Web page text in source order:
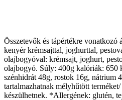
Összetevők és tápértékre vonatkozó
kenyér krémsajttal, joghurttal,
olajbogyóval: krémsajt, joghurt,
olajbogyó. Súly: 400g kalóriák: 650
szénhidrát 48g, rostok 16g, nátrium
tartalmazhatnak mélyhűtött
készülhetnek. *Allergének: glutén,